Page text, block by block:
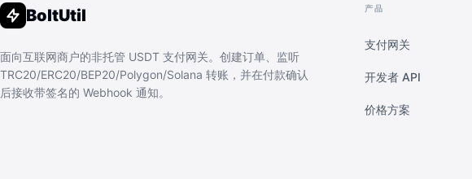
BoltUtil
面向互联网商户的非托管 USDT 支付网关。创建订单、监听
TRC20/ERC20/BEP20/Polygon/Solana 转账，并在付款确认
后接收带签名的 Webhook 通知。
产品
支付网关
开发者 API
价格方案